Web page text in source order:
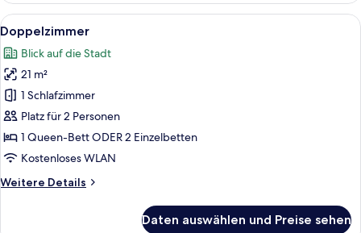
Alle
Fotos
für
Doppelzimmer
anzeigen
Ein ordentlich eingerichtetes
22
Doppelzimmer
Blick auf die Stadt
21 m²
1 Schlafzimmer
Platz für 2 Personen
1 Queen-Bett ODER 2 Einzelbetten
Kostenloses WLAN
Weitere Details
Weitere
Daten auswählen und Preise sehen